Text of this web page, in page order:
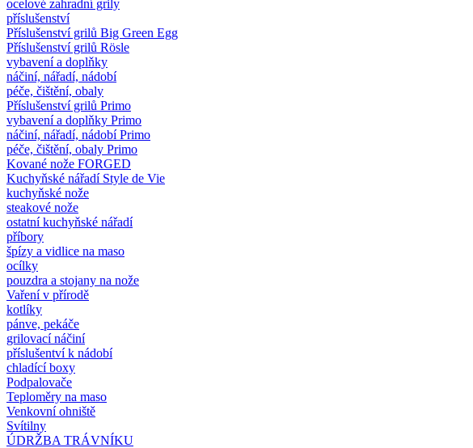
ocelové zahradní grily
příslušenství
Příslušenství grilů Big Green Egg
Příslušenství grilů Rösle
vybavení a doplňky
náčiní, nářadí, nádobí
péče, čištění, obaly
Příslušenství grilů Primo
vybavení a doplňky Primo
náčiní, nářadí, nádobí Primo
péče, čištění, obaly Primo
Kované nože FORGED
Kuchyňské nářadí Style de Vie
kuchyňské nože
steakové nože
ostatní kuchyňské nářadí
příbory
špízy a vidlice na maso
ocílky
pouzdra a stojany na nože
Vaření v přírodě
kotlíky
pánve, pekáče
grilovací náčiní
příslušentví k nádobí
chladící boxy
Podpalovače
Teploměry na maso
Venkovní ohniště
Svítilny
ÚDRŽBA TRÁVNÍKU